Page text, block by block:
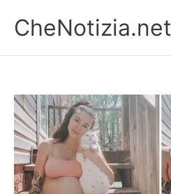
contenuto
CheNotizia.net